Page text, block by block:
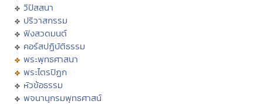
วิปัสสนา
ปริวาสกรรม
ฟังสวดมนต์
คอร์สปฏิบัติธรรม
พระพุทธศาสนา
พระไตรปิฏก
หัวข้อธรรม
พจนานุกรมพุทธศาสน์